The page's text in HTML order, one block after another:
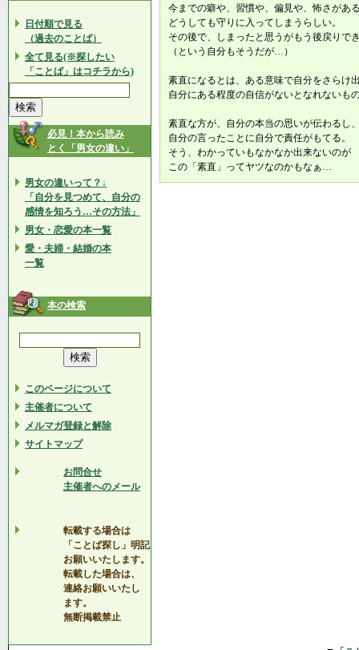
日付順で見る
（過去のことば）
全て見る(※探したい
「ことば」はコチラから)
必見！本から読み
とく「男女の違い」
男女の違いって？↓
「自分を見つめて、自分の
感情を知ろう…その方法」
男女・恋愛の本一覧
愛・夫婦・結婚の本
一覧
本の検索
このページについて
主催者について
メルマガ登録と解除
サイトマップ
お問合せ
主催者へのメール
転載する場合は
「ことば探し」明記
お願いいたします。
転載した場合は、
連絡お願いいたし
ます。
無断掲載禁止
今までの癖や、習慣や、偏見や、怖さがあ
どうしても守りに入ってしまうらしい。
その後で、しまったと思うがもう後戻りで
（という自分もそうだが…）
素直になるとは、ある意味で自分をさらけ
自分にある程度の自信がないとなれないも
素直な方が、自分の本当の思いが伝わるし
自分の言ったことに自分で責任がもてる。
そう、わかっていもなかなか出来ないのが
この「素直」ってヤツなのかもなぁ…